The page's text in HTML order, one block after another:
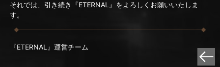
それでは、引き続き『ETERNAL』をよろしくお願いいたしま
す。
『ETERNAL』運営チーム